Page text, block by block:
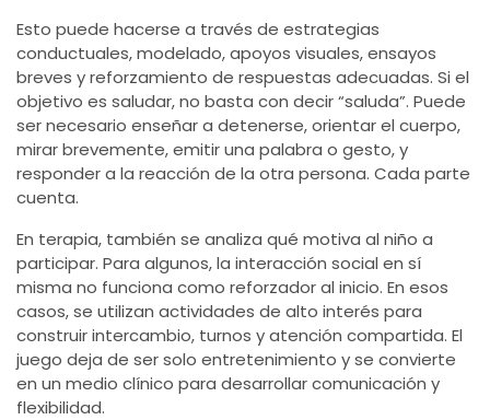
Esto puede hacerse a través de estrategias
conductuales, modelado, apoyos visuales, ensayos
breves y reforzamiento de respuestas adecuadas. Si el
objetivo es saludar, no basta con decir “saluda”. Puede
ser necesario enseñar a detenerse, orientar el cuerpo,
mirar brevemente, emitir una palabra o gesto, y
responder a la reacción de la otra persona. Cada parte
cuenta.
En terapia, también se analiza qué motiva al niño a
participar. Para algunos, la interacción social en sí
misma no funciona como reforzador al inicio. En esos
casos, se utilizan actividades de alto interés para
construir intercambio, turnos y atención compartida. El
juego deja de ser solo entretenimiento y se convierte
en un medio clínico para desarrollar comunicación y
flexibilidad.